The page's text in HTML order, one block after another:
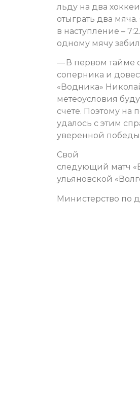
льду на два
отыграть два
в наступление –
одному мячу
— В первом тайме
соперника и
«Водника»
метеоусловия
счете. Поэтому на
удалось с этим
уверенной
Свой
следующий матч
ульяновской
Министерство по